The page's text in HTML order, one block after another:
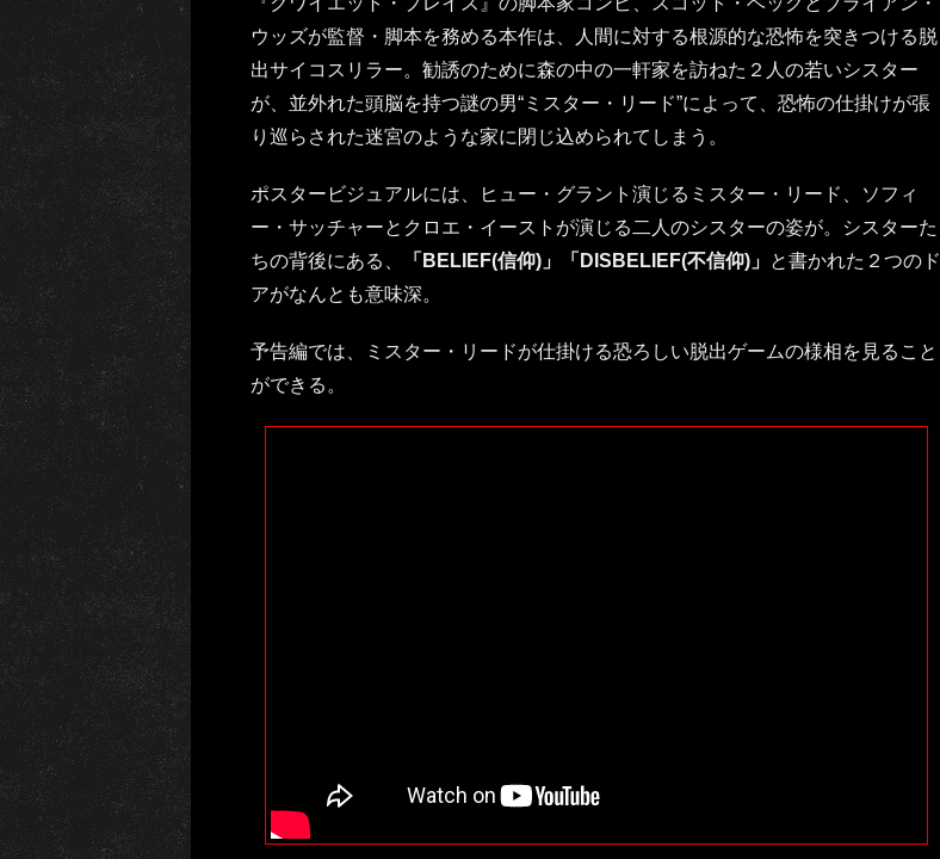
ウッズが監督・脚本を務める本作は、人間に対する根源的な恐怖を突きつける脱
出サイコスリラー。勧誘のために森の中の一軒家を訪ねた２人の若いシスター
が、並外れた頭脳を持つ謎の男“ミスター・リード”によって、恐怖の仕掛けが張
り巡らされた迷宮のような家に閉じ込められてしまう。
ポスタービジュアルには、ヒュー・グラント演じるミスター・リード、ソフィ
ー・サッチャーとクロエ・イーストが演じる二人のシスターの姿が。シスターた
ちの背後にある、
「BELIEF(信仰)」「DISBELIEF(不信仰)」 と書かれた２つのド
アがなんとも意味深。
予告編では、ミスター・リードが仕掛ける恐ろしい脱出ゲームの様相を見ること
ができる。